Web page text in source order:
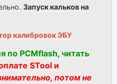
Запуск кальков на
калибровок ЭБУ
по PCMflash, читать
STool и
потом не